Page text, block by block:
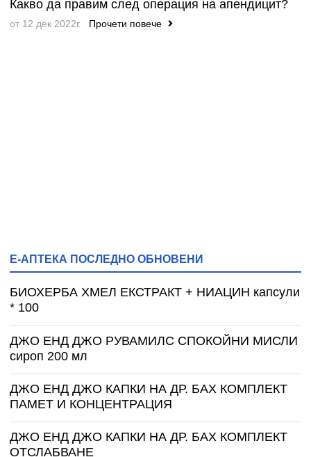
Какво да правим след операция на апендицит?
от 12 дек 2022г. Прочети повече
Е-АПТЕКА ПОСЛЕДНО ОБНОВЕНИ
БИОХЕРБА ХМЕЛ ЕКСТРАКТ + НИАЦИН капсули
* 100
ДЖО ЕНД ДЖО РУВАМИЛС СПОКОЙНИ МИСЛИ
сироп 200 мл
ДЖО ЕНД ДЖО КАПКИ НА ДР. БАХ КОМПЛЕКТ
ПАМЕТ И КОНЦЕНТРАЦИЯ
ДЖО ЕНД ДЖО КАПКИ НА ДР. БАХ КОМПЛЕКТ
ОТСЛАБВАНЕ